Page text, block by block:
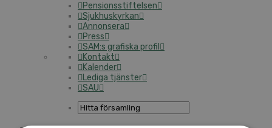
Pen­sions­stif­tel­sen
Sjuk­hu­s­kyr­kan
Annonsera
Press
SAM:s grafiska profil
Kontakt
Kalender
Lediga tjänster
SAU